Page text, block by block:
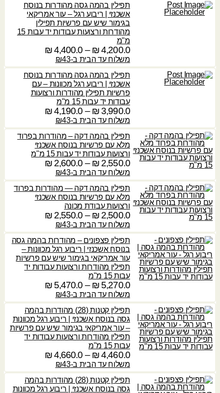
0
.
0
⁩
ד
⁦
4
,
0
0
.
0
⁩
0
.
0
₪
⁩
ע
ד
⁦
4
8
0
.
0
⁩
ם
:
⁦
4
,
3
0
.
0
₪
⁩
ע
ד
⁦
4
3
3
.
₪
⁩
ח
מ
ח
ר
ם
:
⁦
3
,
3
0
.
0
⁩
ע
⁦
,
2
3
0
0
₪
⁩
תפילין בהמה גסה מהודרות בנוסח
אשכנזי | ריבוע רגל – עור אמריקאי
בגימור שיש עם פרשיות תפילין
מהודרות ורצועות עבודות יד עבות 15
מ"מ
4,200.0
₪
–
4,400.0
₪ט
ו
ח
מ
ח
י
י
ם
:
⁦
4
,
2
0
.
₪
⁩
ע
⁦
,
4
0
0
0
₪
⁩
משלוח עד הבית ב-₪43
תפילין בהמה גסה מהודרות בנוסח
אשכנזי | ריבוע רגל מכוונות – עם
פרשיות תפילין מהודרות ורצועות
עבודות יד עבות 15 מ"מ
3,990.0
₪
–
4,190.0
₪ט
ו
ח
מ
ח
ר
י
ם
⁦
,
9
9
0
0
₪
⁩
ע
ד
4
1
9
משלוח עד הבית ב-₪43
תפילין בהמה דקה – מהודרות בפרוד
מלא עם פרשיות בנוסח אשכנזי
ורצועות עבודות יד עבות 15 מ"מ
2,550.0
₪
–
2,600.0
₪ט
ו
ח
מ
ח
ר
י
ם
:
⁦
2
,
5
5
0
.
0
₪
⁩
ע
ד
משלוח עד הבית ב-₪43
תפילין בהמה דקה — מהודרות בפרוד
מלא עם פרשיות בנוסח אשכנזי
ורצועות עבודת מכונה
2,500.0
₪
–
2,550.0
₪ט
ו
ח
מ
ח
ר
ם
:
⁦
2
,
5
0
.
משלוח עד הבית ב-₪43
תפילין פצפונים – מהודרות בהמה גסה
בנוסח אשכנזי | ריבוע רגל מכוונות –
עור אמריקאי בגימור שיש עם פרשיות
תפילין מהודרות ורצועות עבודות יד
עבות 15 מ"מ
5,270.0
₪
–
5,470.0
₪ט
ו
ח
מ
ח
ר
ם
:
משלוח עד הבית ב-₪43
תפילין קטנות (28) מהודרות בהמה
גסה בנוסח אשכנזי | ריבוע רגל מכוונות
– עור אמריקאי בגימור שיש עם פרשיות
תפילין מהודרות ורצועות עבודות יד
עבות 15 מ"מ
4,460.0
₪
–
4,660.0
₪ט
ו
ח
משלוח עד הבית ב-₪43
תפילין קטנות (28) מהודרות בהמה
גסה בנוסח אשכנזי | ריבוע רגל מכוונות